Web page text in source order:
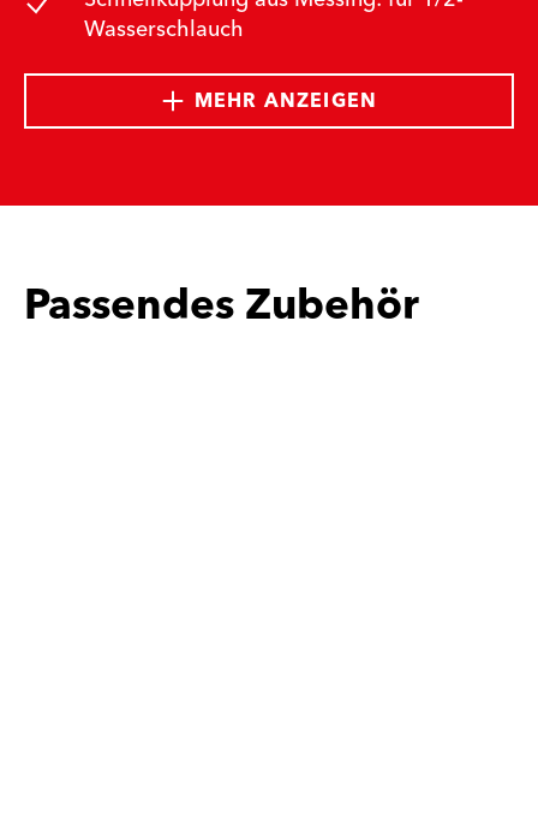
Wasserschlauch
MEHR ANZEIGEN
Passendes Zubehör